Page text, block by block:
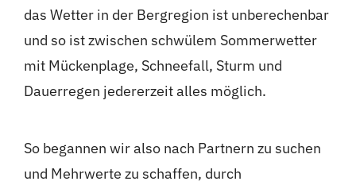
das Wetter in der Bergregion ist unberechenbar
und so ist zwischen schwülem Sommerwetter
mit Mückenplage, Schneefall, Sturm und
Dauerregen jedererzeit alles möglich.
So begannen wir also nach Partnern zu suchen
und Mehrwerte zu schaffen, durch